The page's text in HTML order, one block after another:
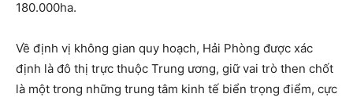
180.000ha.
Về định vị không gian quy hoạch, Hải Phòng được xác
định là đô thị trực thuộc Trung ương, giữ vai trò then chốt
là một trong những trung tâm kinh tế biển trọng điểm, cực